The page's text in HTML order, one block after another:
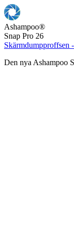
Ashampoo®
Snap Pro 26
Skärmdumpproffsen
Den nya Ashampoo